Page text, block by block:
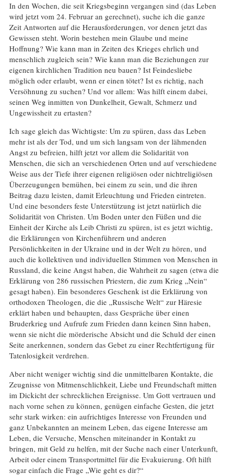
In den Wochen, die seit Kriegsbeginn vergangen sind (das Leben
wird jetzt vom 24. Februar an gerechnet), suche ich die ganze
Zeit Antworten auf die Herausforderungen, vor denen jetzt das
Gewissen steht. Worin bestehen mein Glaube und meine
Hoffnung? Wie kann man in Zeiten des Krieges ehrlich und
menschlich zugleich sein? Wie kann man die Beziehungen zur
eigenen kirchlichen Tradition neu bauen? Ist Feindesliebe
möglich oder erlaubt, wenn er einen tötet? Ist es richtig, nach
Versöhnung zu suchen? Und vor allem: Was hilft einem dabei,
seinen Weg inmitten von Dunkelheit, Gewalt, Schmerz und
Ungewissheit zu ertasten?
Ich sage gleich das Wichtigste: Um zu spüren, dass das Leben
mehr ist als der Tod, und um sich langsam von der lähmenden
Angst zu befreien, hilft jetzt vor allem die Solidarität von
Menschen, die sich an verschiedenen Orten und auf verschiedene
Weise aus der Tiefe ihrer eigenen religiösen oder nichtreligiösen
Überzeugungen bemühen, bei einem zu sein, und die ihren
Beitrag dazu leisten, damit Erleuchtung und Frieden eintreten.
Und eine besonders feste Unterstützung ist jetzt natürlich die
Solidarität von Christen. Um Boden unter den Füßen und die
Einheit der Kirche als Leib Christi zu spüren, ist es jetzt wichtig,
die Erklärungen von Kirchenführern und anderen
Persönlichkeiten in der Ukraine und in der Welt zu hören, und
auch die kollektiven und individuellen Stimmen von Menschen in
Russland, die keine Angst haben, die Wahrheit zu sagen (etwa die
Erklärung von 286 russischen Priestern, die zum Krieg „Nein“
gesagt haben). Ein besonderes Geschenk ist die Erklärung von
orthodoxen Theologen, die die „Russische Welt“ zur Häresie
erklärt haben und behaupten, dass Gespräche über einen
Bruderkrieg und Aufrufe zum Frieden dann keinen Sinn haben,
wenn sie nicht die mörderische Absicht und die Schuld der einen
Seite anerkennen, sondern das Gebet zu einer Rechtfertigung für
Tatenlosigkeit verdrehen.
Aber nicht weniger wichtig sind die unmittelbaren Kontakte, die
Zeugnisse von Mitmenschlichkeit, Liebe und Freundschaft mitten
im Dickicht der schrecklichen Ereignisse. Um Gott vertrauen und
nach vorne sehen zu können, genügen einfache Gesten, die jetzt
sehr stark wirken: ein aufrichtiges Interesse von Freunden und
ganz Unbekannten an meinem Leben, das eigene Interesse am
Leben, die Versuche, Menschen miteinander in Kontakt zu
bringen, mit Geld zu helfen, mit der Suche nach einer Unterkunft,
Arbeit oder einem Transportmittel für die Evakuierung. Oft hilft
sogar einfach die Frage „Wie geht es dir?“